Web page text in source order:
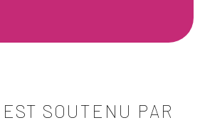
SOUTENU PAR